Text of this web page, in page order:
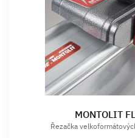
MONTOLIT
Řezačka